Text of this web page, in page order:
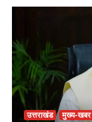
उत्तराखंड मुख्य-खबर